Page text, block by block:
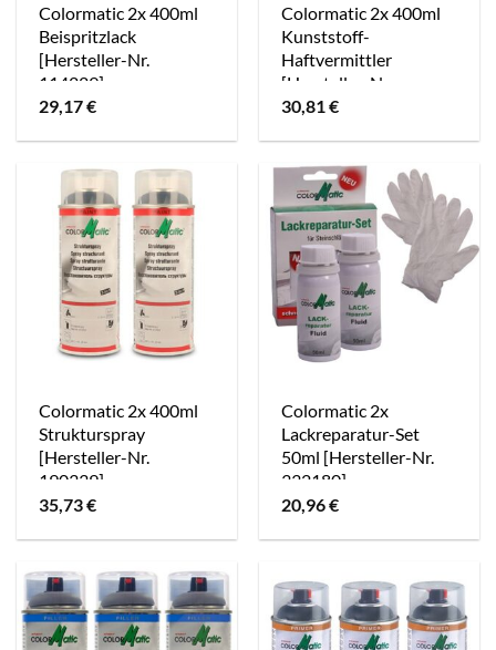
Colormatic 2x 400ml
Beispritzlack
[Hersteller-Nr.
114229]
29,17€
Colormatic 2x 400ml
Kunststoff-
Haftvermittler
[Hersteller-Nr.
856563]
30,81€
Colormatic 2x 400ml
Strukturspray
[Hersteller-Nr.
190339]
35,73€
Colormatic 2x
Lackreparatur-Set
50ml [Hersteller-Nr.
332180]
20,96€